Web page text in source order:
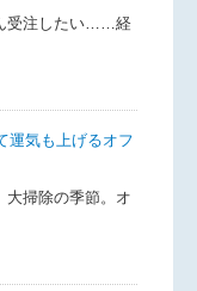
受注したい……経
運気も上げるオフ
大掃除の季節。オ